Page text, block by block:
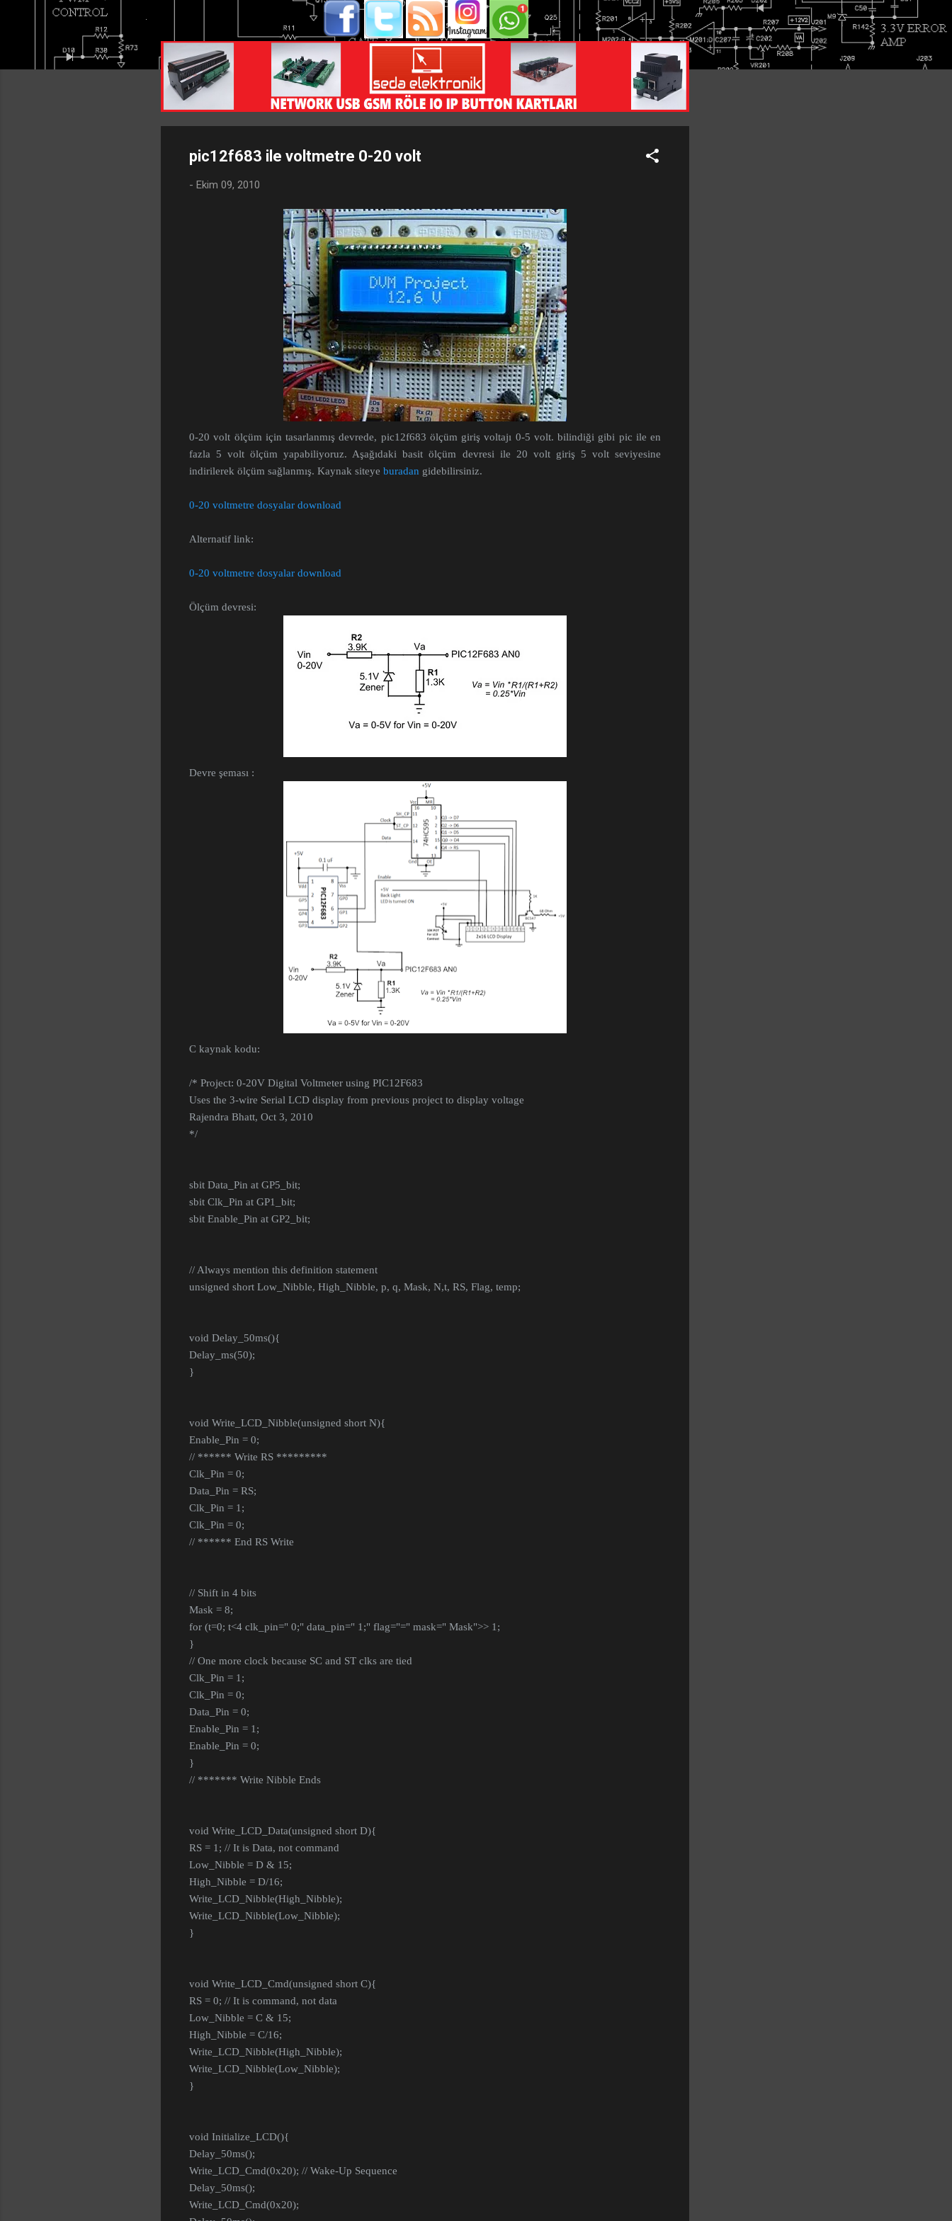
pic12f683 ile voltmetre 0-20 volt
- Ekim 09, 2010
0-20 volt ölçüm için tasarlanmış devrede, pic12f683 ölçüm giriş voltajı 0-5 volt. bilindiği gibi pic ile en
fazla 5 volt ölçüm yapabiliyoruz. Aşağıdaki basit ölçüm devresi ile 20 volt giriş 5 volt seviyesine
indirilerek ölçüm sağlanmış. Kaynak siteye buradan gidebilirsiniz.
0-20 voltmetre dosyalar download
Alternatif link:
0-20 voltmetre dosyalar download
Ölçüm devresi:
Devre şeması :
C kaynak kodu:
/* Project: 0-20V Digital Voltmeter using PIC12F683
Uses the 3-wire Serial LCD display from previous project to display voltage
Rajendra Bhatt, Oct 3, 2010
*/
sbit Data_Pin at GP5_bit;
sbit Clk_Pin at GP1_bit;
sbit Enable_Pin at GP2_bit;
// Always mention this definition statement
unsigned short Low_Nibble, High_Nibble, p, q, Mask, N,t, RS, Flag, temp;
void Delay_50ms(){
Delay_ms(50);
}
void Write_LCD_Nibble(unsigned short N){
Enable_Pin = 0;
// ****** Write RS *********
Clk_Pin = 0;
Data_Pin = RS;
Clk_Pin = 1;
Clk_Pin = 0;
// ****** End RS Write
// Shift in 4 bits
Mask = 8;
for (t=0; t<4 clk_pin=" 0;" data_pin=" 1;" flag="=" mask=" Mask">> 1;
}
// One more clock because SC and ST clks are tied
Clk_Pin = 1;
Clk_Pin = 0;
Data_Pin = 0;
Enable_Pin = 1;
Enable_Pin = 0;
}
// ******* Write Nibble Ends
void Write_LCD_Data(unsigned short D){
RS = 1; // It is Data, not command
Low_Nibble = D & 15;
High_Nibble = D/16;
Write_LCD_Nibble(High_Nibble);
Write_LCD_Nibble(Low_Nibble);
}
void Write_LCD_Cmd(unsigned short C){
RS = 0; // It is command, not data
Low_Nibble = C & 15;
High_Nibble = C/16;
Write_LCD_Nibble(High_Nibble);
Write_LCD_Nibble(Low_Nibble);
}
void Initialize_LCD(){
Delay_50ms();
Write_LCD_Cmd(0x20); // Wake-Up Sequence
Delay_50ms();
Write_LCD_Cmd(0x20);